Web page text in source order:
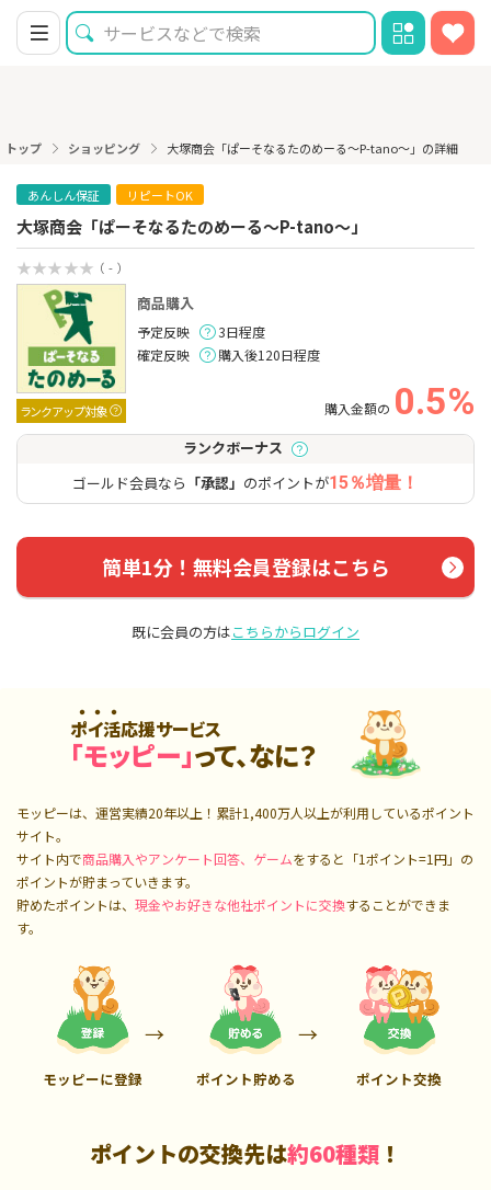
トップ ショッピング 大塚商会「ぱーそなるたのめーる〜P-tano〜」の詳細
あんしん保証 リピートOK
大塚商会「ぱーそなるたのめーる〜P-tano〜」
（ - ）
ランクアップ対象
商品購入
予定反映
3日程度
確定反映
購入後120日程度
購入金額の 0.5%
ランクボーナス
ゴールド会員なら 「承認」 のポイントが15％増量！
簡単1分！無料会員登録はこちら
既に会員の方はこちらからログイン
ポイ活応援サービス
「モッピー」って、なに？
モッピーは、運営実績20年以上！累計1,400万人以上が利用しているポイント
サイト。
サイト内で商品購入やアンケート回答、ゲームをすると「1ポイント=1円」の
ポイントが貯まっていきます。
貯めたポイントは、 現金やお好きな他社ポイントに交換することができま
す。
モッピーに登録 ポイント貯める ポイント交換
ポイントの交換先は約60種類 ！